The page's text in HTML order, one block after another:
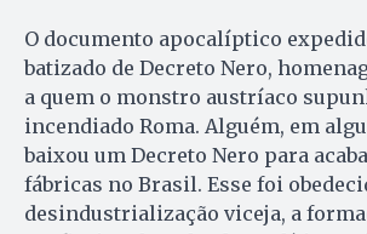
O documento apocalíptico
batizado de Decreto Nero,
a quem o monstro austríaco
incendiado Roma. Alguém, em
baixou um Decreto Nero para
fábricas no Brasil. Esse foi
desindustrialização viceja, a